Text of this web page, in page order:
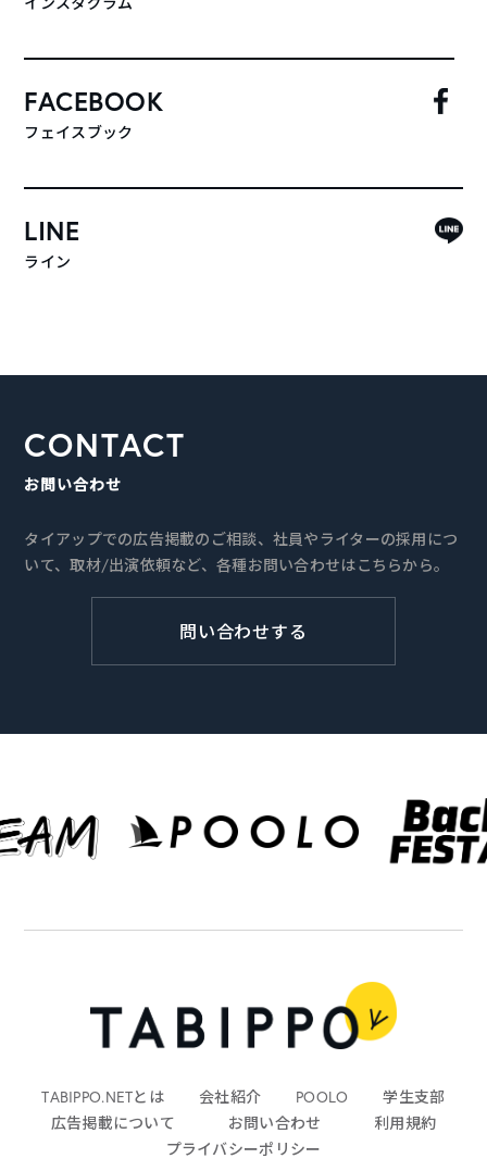
FACEBOOK
フェイスブック
LINE
ライン
CONTACT
お問い合わせ
タイアップでの広告掲載のご相談、社員やライターの採用につ
いて、取材/出演依頼など、各種お問い合わせはこちらから。
問い合わせする
TABIPPO.NETとは 会社紹介 POOLO
学生支部
広告掲載について
お問い合わせ
利用規約
プライバシーポリシー